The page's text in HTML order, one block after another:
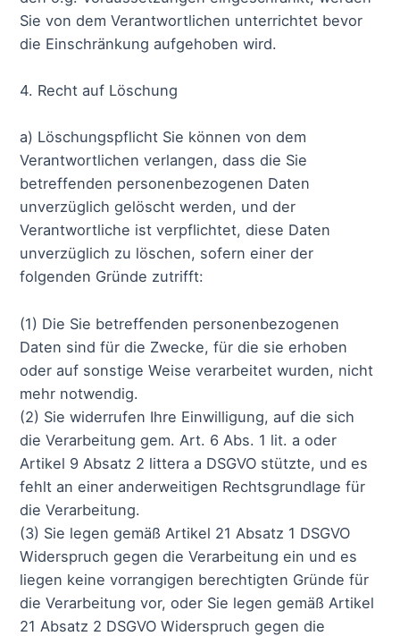
Sie von dem Verantwortlichen unterrichtet bevor
die Einschränkung aufgehoben wird.
4. Recht auf Löschung
a) Löschungspflicht Sie können von dem
Verantwortlichen verlangen, dass die Sie
betreffenden personenbezogenen Daten
unverzüglich gelöscht werden, und der
Verantwortliche ist verpflichtet, diese Daten
unverzüglich zu löschen, sofern einer der
folgenden Gründe zutrifft:
(1) Die Sie betreffenden personenbezogenen
Daten sind für die Zwecke, für die sie erhoben
oder auf sonstige Weise verarbeitet wurden, nicht
mehr notwendig.
(2) Sie widerrufen Ihre Einwilligung, auf die sich
die Verarbeitung gem. Art. 6 Abs. 1 lit. a oder
Artikel 9 Absatz 2 littera a DSGVO stützte, und es
fehlt an einer anderweitigen Rechtsgrundlage für
die Verarbeitung.
(3) Sie legen gemäß Artikel 21 Absatz 1 DSGVO
Widerspruch gegen die Verarbeitung ein und es
liegen keine vorrangigen berechtigten Gründe für
die Verarbeitung vor, oder Sie legen gemäß Artikel
21 Absatz 2 DSGVO Widerspruch gegen die